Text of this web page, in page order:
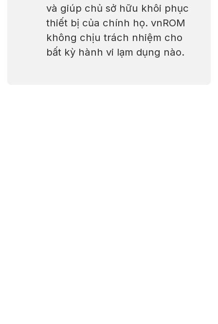
và giúp chủ sở hữu khôi phục
thiết bị của chính họ. vnROM
không chịu trách nhiệm cho
bất kỳ hành vi lạm dụng nào.